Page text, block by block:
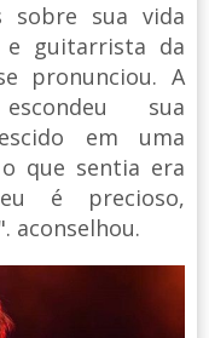
sobre sua vida
e guitarrista da
pronunciou. A
sua
em uma
que sentia era
é precioso,
aconselhou.